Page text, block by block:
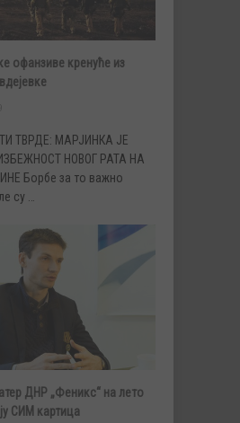
офанзиве кренуће из
ТВРДЕ: МАРЈИНКА ЈЕ
НОВОГ РАТА НА
Борбе за то важно
су …
ДНР „Феникс“ на лето
СИМ картица